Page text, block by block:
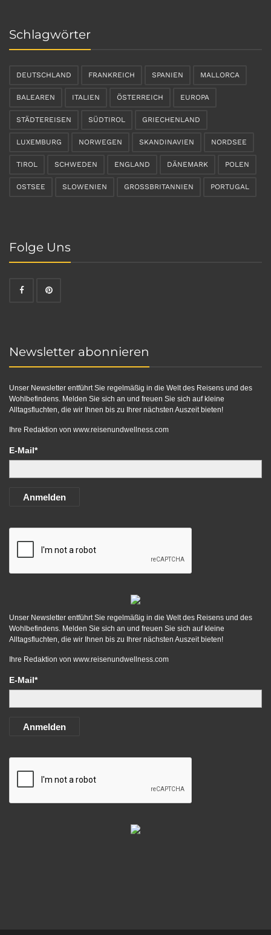
Schlagwörter
DEUTSCHLAND FRANKREICH SPANIEN MALLORCA
BALEAREN ITALIEN ÖSTERREICH EUROPA
STÄDTEREISEN SÜDTIROL GRIECHENLAND
LUXEMBURG NORWEGEN SKANDINAVIEN NORDSEE
TIROL SCHWEDEN ENGLAND DÄNEMARK POLEN
OSTSEE SLOWENIEN GROSSBRITANNIEN PORTUGAL
Folge Uns
Newsletter abonnieren
Unser Newsletter entführt Sie regelmäßig in die Welt des Reisens und des
Wohlbefindens. Melden Sie sich an und freuen Sie sich auf kleine
Alltagsfluchten, die wir Ihnen bis zu Ihrer nächsten Auszeit bieten!
Ihre Redaktion von www.reisenundwellness.com
E-Mail*
Anmelden
Unser Newsletter entführt Sie regelmäßig in die Welt des Reisens und des
Wohlbefindens. Melden Sie sich an und freuen Sie sich auf kleine
Alltagsfluchten, die wir Ihnen bis zu Ihrer nächsten Auszeit bieten!
Ihre Redaktion von www.reisenundwellness.com
E-Mail*
Anmelden